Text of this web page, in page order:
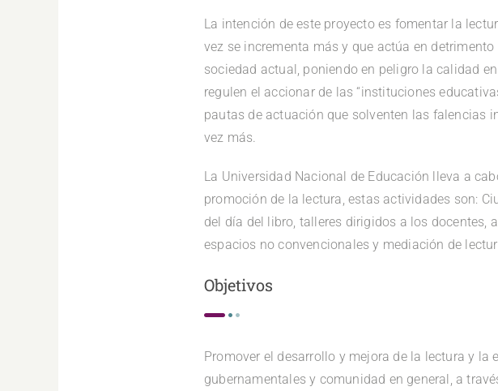
La intención de este proyecto es fomentar la
vez se incrementa más y que actúa en
sociedad actual, poniendo en peligro la calidad
regulen el accionar de las “instituciones
pautas de actuación que solventen las falencias
vez más.
La Universidad Nacional de Educación lleva a
promoción de la lectura, estas actividades son:
del día del libro, talleres dirigidos a los docentes,
espacios no convencionales y mediación de
Objetivos
Promover el desarrollo y mejora de la lectura y
gubernamentales y comunidad en general, a